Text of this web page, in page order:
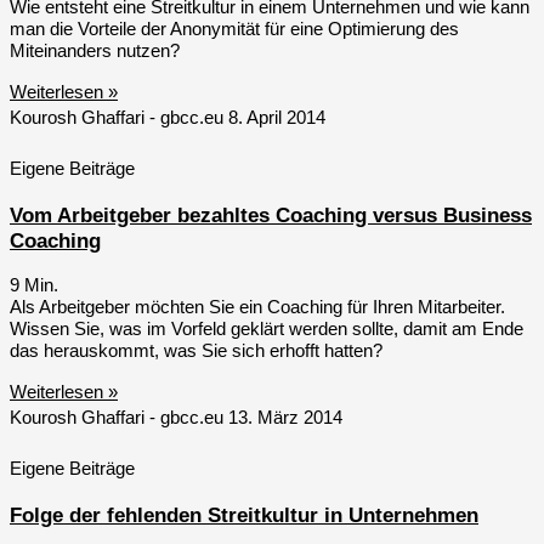
Wie entsteht eine Streitkultur in einem Unternehmen und wie kann
man die Vorteile der Anonymität für eine Optimierung des
Miteinanders nutzen?
Weiterlesen »
Kourosh Ghaffari - gbcc.eu 8. April 2014
Eigene Beiträge
Vom Arbeit­geber bezahltes Coaching versus Business
Coaching
9 Min.
Als Arbeitgeber möchten Sie ein Coaching für Ihren Mitarbeiter.
Wissen Sie, was im Vorfeld geklärt werden sollte, damit am Ende
das herauskommt, was Sie sich erhofft hatten?
Weiterlesen »
Kourosh Ghaffari - gbcc.eu 13. März 2014
Eigene Beiträge
Folge der fehlenden Streitkultur in Unternehmen